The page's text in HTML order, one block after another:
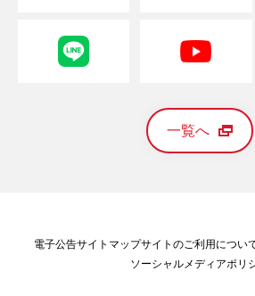
一覧へ
電子公告サイトマップサイトのご利用につい
ソーシャルメディアポリ